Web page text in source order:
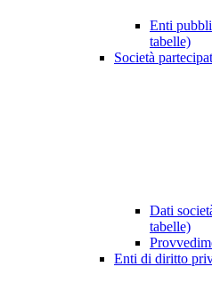
Enti
tabelle)
Società
Dati
tabelle)
Enti di diritto